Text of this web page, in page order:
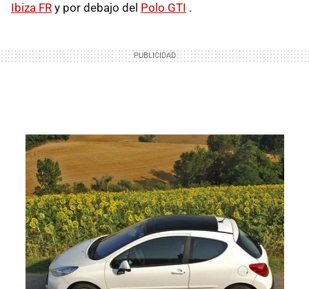
Ibiza FR y por debajo del Polo GTI .